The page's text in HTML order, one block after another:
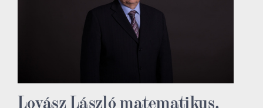
Lovász László matematikus,